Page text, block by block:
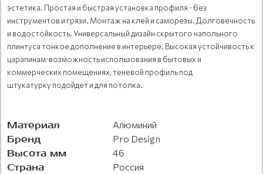
эстетика. Простая и быстрая установка профиля - без
инструментов и грязи. Монтаж на клей и саморезы. Долговечность
и водостойкость. Универсальный дизайн скрытого напольного
плинтуса тонкое дополнение в интерьере. Высокая устойчивость к
царапинам-возможность использования в бытовых и
коммерческих помещениях, теневой профиль под
штукатурку подойдет и для потолка.
Материал Алюминий
Бренд Pro Design
Высота мм 46
Страна Россия